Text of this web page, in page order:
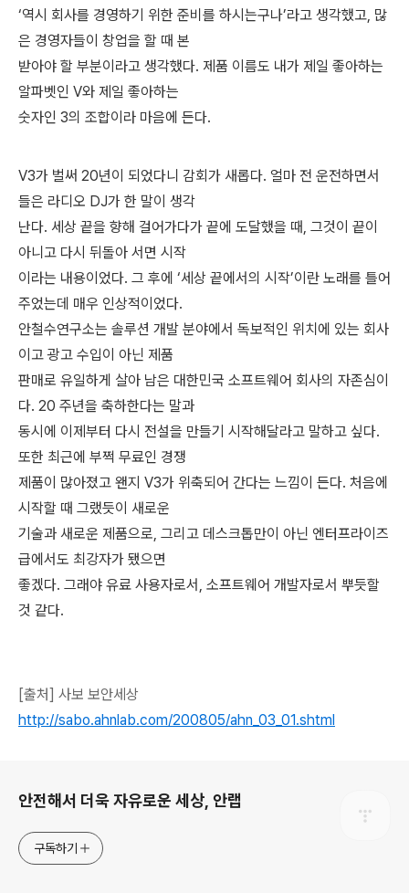
‘역시 회사를 경영하기 위한 준비를 하시는구나’라고 생각했고, 많
은 경영자들이 창업을 할 때 본
받아야 할 부분이라고 생각했다. 제품 이름도 내가 제일 좋아하는
알파벳인 V와 제일 좋아하는
숫자인 3의 조합이라 마음에 든다.
V3가 벌써 20년이 되었다니 감회가 새롭다. 얼마 전 운전하면서
들은 라디오 DJ가 한 말이 생각
난다. 세상 끝을 향해 걸어가다가 끝에 도달했을 때, 그것이 끝이
아니고 다시 뒤돌아 서면 시작
이라는 내용이었다. 그 후에 ‘세상 끝에서의 시작’이란 노래를 틀어
주었는데 매우 인상적이었다.
안철수연구소는 솔루션 개발 분야에서 독보적인 위치에 있는 회사
이고 광고 수입이 아닌 제품
판매로 유일하게 살아 남은 대한민국 소프트웨어 회사의 자존심이
다. 20 주년을 축하한다는 말과
동시에 이제부터 다시 전설을 만들기 시작해달라고 말하고 싶다.
또한 최근에 부쩍 무료인 경쟁
제품이 많아졌고 왠지 V3가 위축되어 간다는 느낌이 든다. 처음에
시작할 때 그랬듯이 새로운
기술과 새로운 제품으로, 그리고 데스크톱만이 아닌 엔터프라이즈
급에서도 최강자가 됐으면
좋겠다. 그래야 유료 사용자로서, 소프트웨어 개발자로서 뿌듯할
것 같다.
[출처] 사보 보안세상
http://sabo.ahnlab.com/200805/ahn_03_01.shtml
안전해서 더욱 자유로운 세상, 안랩
구독하기